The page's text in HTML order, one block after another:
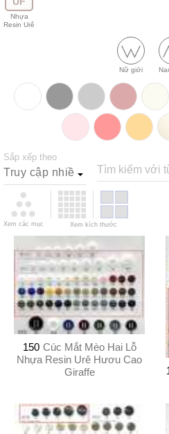
Nhựa
Resin Urê
Nữ giới
Sắp xếp theo
Tìm kiếm với
Xem các mục Xem kích thước
150 Cúc Mắt Mèo Hai Lỗ
Nhựa Resin Urê Hươu Cao
Giraffe